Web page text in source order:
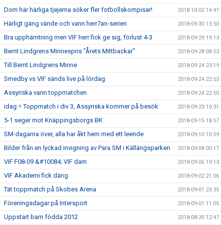
Dom här härliga tjejerna söker fler fotbollskompisar! 2018-10-02 14:41
Härligt gäng vände och vann herr7an-serien 2018-09-30 13:50
Bra upphämtning men VIF herr fick ge sig, förlust 4-3 2018-09-29 19:13
Bernt Lindgrens Minnespris "Årets Mittbackar" 2018-09-28 08:53
Till Bernt Lindgrens Minne 2018-09-24 23:19
Smedby vs VIF sänds live på lördag 2018-09-24 22:53
Assyriska vann toppmatchen 2018-09-24 22:50
idag = Toppmatch i div 3, Assyriska kommer på besök 2018-09-23 10:31
5-1 seger mot Knäppingsborgs BK 2018-09-15 18:57
SM-dagarna över, alla har åkt hem med ett leende 2018-09-10 10:59
Bilder från en lyckad invigning av Para SM i Källängsparken 2018-09-08 00:17
VIF F08-09 &#10084; VIF dam 2018-09-06 19:13
VIF Akademi fick däng 2018-09-02 21:06
Tät toppmatch på Skobes Arena 2018-09-01 23:35
Föreningsdagar på Intersport 2018-09-01 11:05
Uppstart barn födda 2012 2018-08-30 12:47